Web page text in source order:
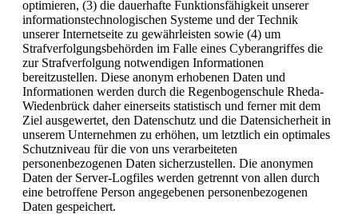
optimieren, (3) die dauerhafte Funktionsfähigkeit unserer
informationstechnologischen Systeme und der Technik
unserer Internetseite zu gewährleisten sowie (4) um
Strafverfolgungsbehörden im Falle eines Cyberangriffes die
zur Strafverfolgung notwendigen Informationen
bereitzustellen. Diese anonym erhobenen Daten und
Informationen werden durch die Regenbogenschule Rheda-
Wiedenbrück daher einerseits statistisch und ferner mit dem
Ziel ausgewertet, den Datenschutz und die Datensicherheit in
unserem Unternehmen zu erhöhen, um letztlich ein optimales
Schutzniveau für die von uns verarbeiteten
personenbezogenen Daten sicherzustellen. Die anonymen
Daten der Server-Logfiles werden getrennt von allen durch
eine betroffene Person angegebenen personenbezogenen
Daten gespeichert.